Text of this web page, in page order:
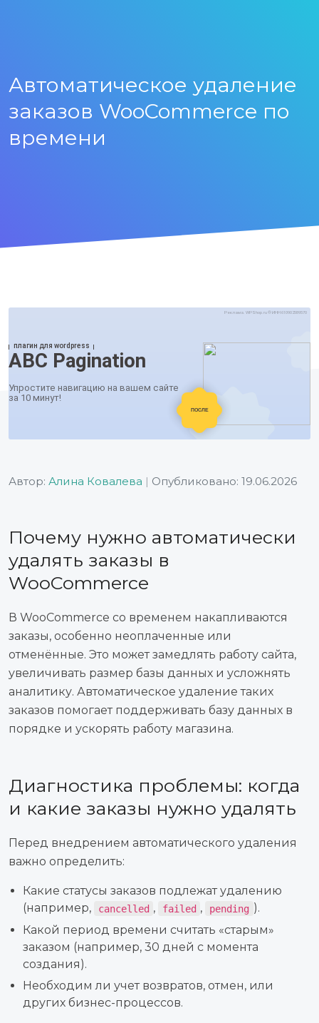
Автоматическое удаление
заказов WooCommerce по
времени
Автор: Алина Ковалева | Опубликовано: 19.06.2026
Почему нужно автоматически
удалять заказы в
WooCommerce
В WooCommerce со временем накапливаются
заказы, особенно неоплаченные или
отменённые. Это может замедлять работу сайта,
увеличивать размер базы данных и усложнять
аналитику. Автоматическое удаление таких
заказов помогает поддерживать базу данных в
порядке и ускорять работу магазина.
Диагностика проблемы: когда
и какие заказы нужно удалять
Перед внедрением автоматического удаления
важно определить:
Какие статусы заказов подлежат удалению
(например,
cancelled , failed , pending ).
Какой период времени считать «старым»
заказом (например, 30 дней с момента
создания).
Необходим ли учет возвратов, отмен, или
других бизнес-процессов.